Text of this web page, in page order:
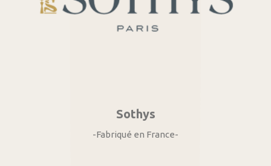
Sothys
-Fabriqué en France-